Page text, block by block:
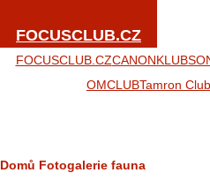
FOCUSCLUB.CZ
FOCUSCLUB.CZCANONKLUB
OMCLUBTamron Club
Drobečková
Domů Fotogalerie fauna